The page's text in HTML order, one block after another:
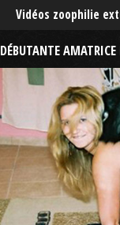
Vidéos zoophilie
DÉBUTANTE